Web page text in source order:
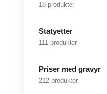
18 produkter
Statyetter
111 produkter
Priser med gravyr
212 produkter